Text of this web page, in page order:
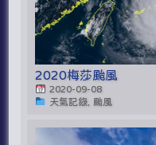
2020梅莎颱風
2020-09-08
天氣記錄, 颱風